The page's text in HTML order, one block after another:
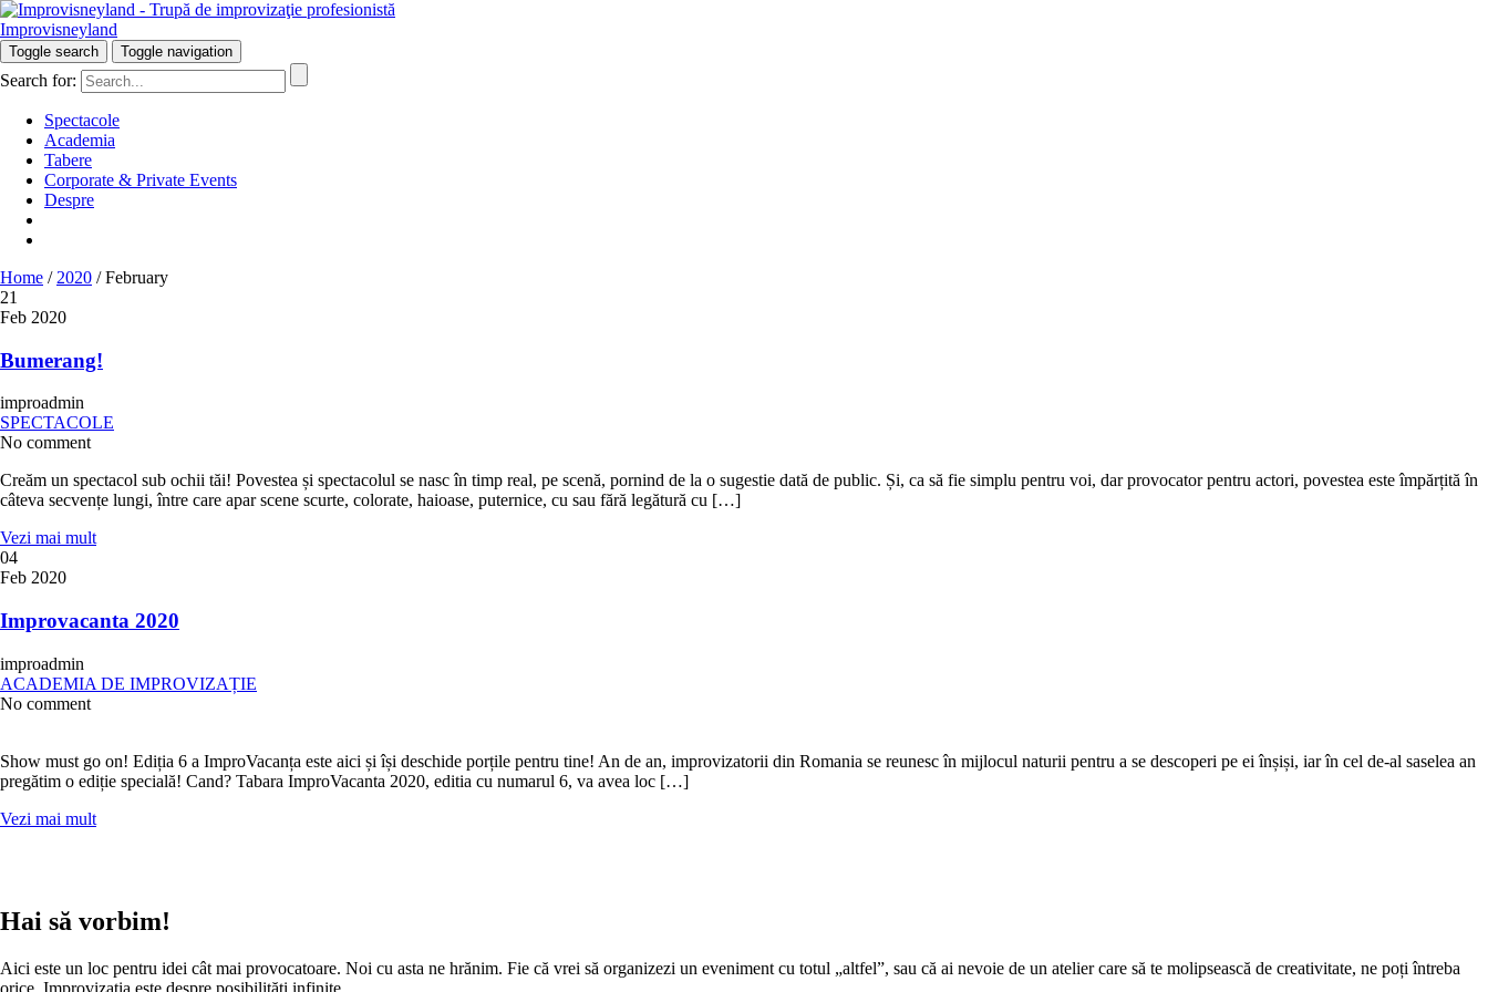
Improvisneyland
Toggle search Toggle navigation
Search for:
Spectacole
Academia
Tabere
Corporate & Private Events
Despre
Home / 2020 /February
21
Feb 2020
Bumerang!
improadmin
SPECTACOLE
No comment
Creăm un spectacol sub ochii tăi! Povestea și spectacolul se nasc în timp real, pe scenă, pornind de la o sugestie dată de public. Și, ca să fie simplu pentru voi, dar provocator pentru actori, povestea este împărțită în
câteva secvențe lungi, între care apar scene scurte, colorate, haioase, puternice, cu sau fără legătură cu […]
Vezi mai mult
04
Feb 2020
Improvacanta 2020
improadmin
ACADEMIA DE IMPROVIZAȚIE
No comment
Show must go on! Ediția 6 a ImproVacanța este aici și își deschide porțile pentru tine! An de an, improvizatorii din Romania se reunesc în mijlocul naturii pentru a se descoperi pe ei înșiși, iar în cel de-al saselea an
pregătim o ediție specială! Cand? Tabara ImproVacanta 2020, editia cu numarul 6, va avea loc […]
Vezi mai mult
Hai să vorbim!
Aici este un loc pentru idei cât mai provocatoare. Noi cu asta ne hrănim. Fie că vrei să organizezi un eveniment cu totul „altfel”, sau că ai nevoie de un atelier care să te molipsească de creativitate, ne poți întreba
orice. Improvizația este despre posibilități infinite.